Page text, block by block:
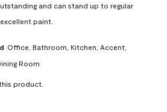
and can stand up to regular
paint.
Office, Bathroom, Kitchen, Accent,
Room
product.